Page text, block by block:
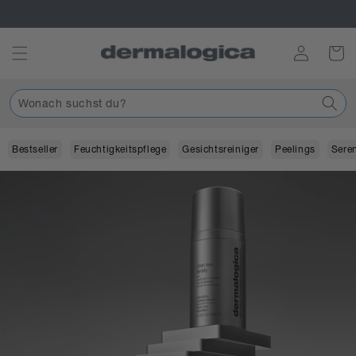
Inhalt
Einloggen
Wonach suchst du?
Bestseller Feuchtigkeitspflege Gesichtsreiniger Peelings